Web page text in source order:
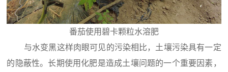
番茄使用碧卡颗粒水溶肥
与水变黑这样肉眼可见的污染相比，土壤污染具有一定
的隐蔽性。长期使用化肥是造成土壤问题的一个重要因素，